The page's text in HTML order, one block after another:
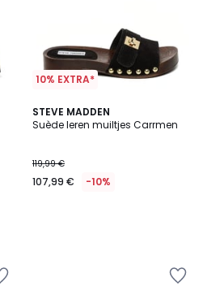
10% EXTRA*
STEVE MADDEN
Suède leren muiltjes Carrmen
119,99 €
107,99 € -10%